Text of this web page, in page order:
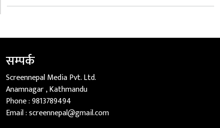
सम्पर्क
Screennepal Media Pvt. Ltd.
Anamnagar , Kathmandu
Phone :9813789494
Email :screennepal@gmail.com